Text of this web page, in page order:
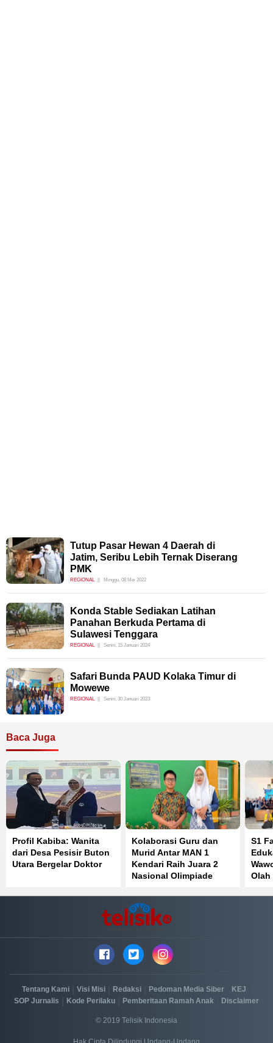
Tutup Pasar Hewan 4 Daerah di
Jatim, Seribu Lebih Ternak Diserang
PMK
REGIONAL Minggu, 08 Mei 2022
Konda Stable Sediakan Latihan
Panahan Berkuda Pertama di
Sulawesi Tenggara
REGIONAL Senin, 15 Januari 2024
Safari Bunda PAUD Kolaka Timur di
Mowewe
REGIONAL Senin, 30 Januari 2023
Baca Juga
Profil Kabiba: Wanita
dari Desa Pesisir Buton
Utara Bergelar Doktor
Kolaborasi Guru dan
Murid Antar MAN 1
Kendari Raih Juara 2
Nasional Olimpiade
S1
Olah
Tentang Kami Visi Misi Redaksi Pedoman Media Siber KEJ
SOP Jurnalis Kode Perilaku Pemberitaan Ramah Anak Disclaimer
© 2019 Telisik Indonesia